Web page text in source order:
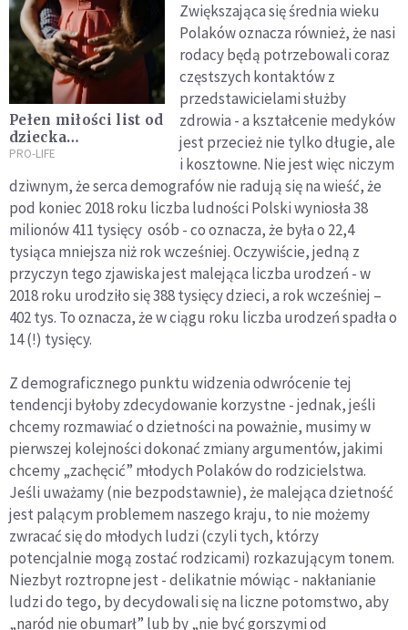
Pełen miłości list od
dziecka
nienarodzonego do
PRO-LIFE
Zwiększająca się średnia wieku
Polaków oznacza również, że nasi
rodacy będą potrzebowali coraz
częstszych kontaktów z
przedstawicielami służby
zdrowia - a kształcenie medyków
jest przecież nie tylko długie, ale
i kosztowne. Nie jest więc niczym
dziwnym, że serca demografów nie radują się na wieść, że
pod koniec 2018 roku liczba ludności Polski wyniosła 38
milionów 411 tysięcy osób - co oznacza, że była o 22,4
tysiąca mniejsza niż rok wcześniej. Oczywiście, jedną z
przyczyn tego zjawiska jest malejąca liczba urodzeń - w
2018 roku urodziło się 388 tysięcy dzieci, a rok wcześniej –
402 tys. To oznacza, że w ciągu roku liczba urodzeń spadła o
14 (!) tysięcy.
Z demograficznego punktu widzenia odwrócenie tej
tendencji byłoby zdecydowanie korzystne - jednak, jeśli
chcemy rozmawiać o dzietności na poważnie, musimy w
pierwszej kolejności dokonać zmiany argumentów, jakimi
chcemy „zachęcić” młodych Polaków do rodzicielstwa.
Jeśli uważamy (nie bezpodstawnie), że malejąca dzietność
jest palącym problemem naszego kraju, to nie możemy
zwracać się do młodych ludzi (czyli tych, którzy
potencjalnie mogą zostać rodzicami) rozkazującym tonem.
Niezbyt roztropne jest - delikatnie mówiąc - nakłanianie
ludzi do tego, by decydowali się na liczne potomstwo, aby
„naród nie obumarł” lub by „nie być gorszymi od